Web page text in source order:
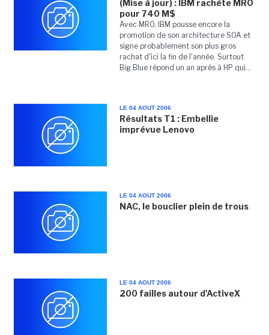
(Mise à jour) : IBM rachète MRO
pour 740 M$
Avec MRO, IBM pousse encore la
promotion de son architecture SOA et
signe probablement son plus gros
rachat d'ici la fin de l'année. Surtout
Big Blue répond un an après à HP qui...
LE 04 AOUT 2006
Résultats T1 : Embellie
imprévue Lenovo
LE 04 AOUT 2006
NAC, le bouclier plein de trous
LE 04 AOUT 2006
200 failles autour d'ActiveX